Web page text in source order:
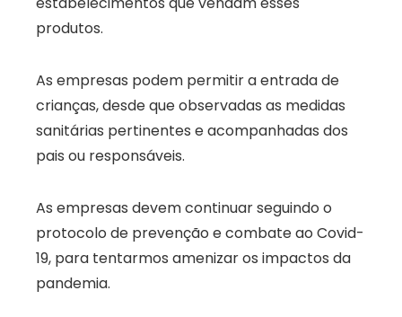
produtos.
As empresas podem permitir a entrada de
crianças, desde que observadas as medidas
sanitárias pertinentes e acompanhadas dos
pais ou responsáveis.
As empresas devem continuar seguindo o
protocolo de prevenção e combate ao Covid-
19, para tentarmos amenizar os impactos da
pandemia.